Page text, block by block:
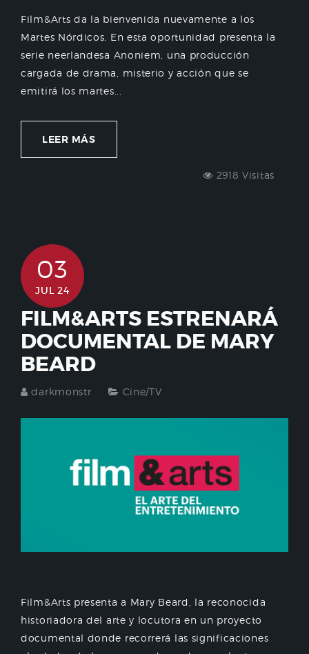
Film&Arts da la bienvenida nuevamente a los
Martes Nórdicos. En esta oportunidad presenta la
serie neerlandesa Anoniem, una producción
cargada de drama, misterio y acción que se
emitirá los martes...
LEER MÁS
2918 Visitas
03
JUL 24
FILM&ARTS ESTRENARÁ
DOCUMENTAL DE MARY
BEARD
darkmonstr Cine/TV
Film&Arts presenta a Mary Beard, la reconocida
historiadora del arte y locutora en un proyecto
documental donde recorrerá las significaciones